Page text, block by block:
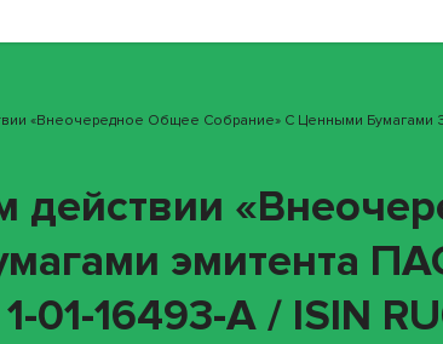
«Внеочередное Общее Собрание» С Ценными Бумагами
действии
эмитента
01-16493-A / ISIN